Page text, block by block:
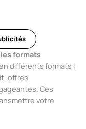
formats
différents formats :
offres
Ces
votre